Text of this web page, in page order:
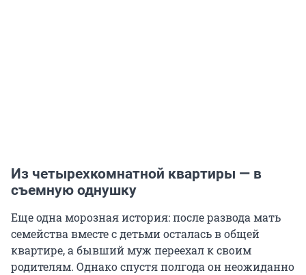
Из четырехкомнатной квартиры — в
съемную однушку
Еще одна морозная история: после развода мать
семейства вместе с детьми осталась в общей
квартире, а бывший муж переехал к своим
родителям. Однако спустя полгода он неожиданно